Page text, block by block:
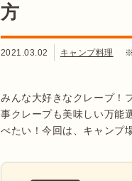
方
2021.03.02 キャンプ料理
みんな大好きなクレープ！
事クレープも美味しい万能
べたい！今回は、キャンプ